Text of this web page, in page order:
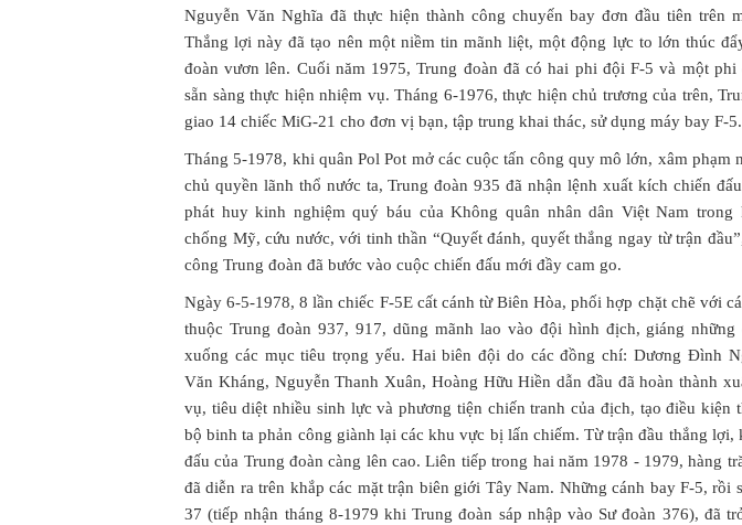
Nguyễn Văn Nghĩa đã thực hiện thành công chuyến bay đơn đầu tiên trên
Thắng lợi này đã tạo nên một niềm tin mãnh liệt, một động lực to lớn thúc
đoàn vươn lên. Cuối năm 1975, Trung đoàn đã có hai phi đội F-5 và một phi
sẵn sàng thực hiện nhiệm vụ. Tháng 6-1976, thực hiện chủ trương của trên,
giao 14 chiếc MiG-21 cho đơn vị bạn, tập trung khai thác, sử dụng máy bay F-5.
Tháng 5-1978, khi quân Pol Pot mở các cuộc tấn công quy mô lớn, xâm phạm
chủ quyền lãnh thổ nước ta, Trung đoàn 935 đã nhận lệnh xuất kích chiến
phát huy kinh nghiệm quý báu của Không quân nhân dân Việt Nam trong
chống Mỹ, cứu nước, với tinh thần “Quyết đánh, quyết thắng ngay từ trận
công Trung đoàn đã bước vào cuộc chiến đấu mới đầy cam go.
Ngày 6-5-1978, 8 lần chiếc F-5E cất cánh từ Biên Hòa, phối hợp chặt chẽ với
thuộc Trung đoàn 937, 917, dũng mãnh lao vào đội hình địch, giáng những
xuống các mục tiêu trọng yếu. Hai biên đội do các đồng chí: Dương Đình
Văn Kháng, Nguyễn Thanh Xuân, Hoàng Hữu Hiền dẫn đầu đã hoàn thành
vụ, tiêu diệt nhiều sinh lực và phương tiện chiến tranh của địch, tạo điều kiện
bộ binh ta phản công giành lại các khu vực bị lấn chiếm. Từ trận đầu thắng lợi,
đấu của Trung đoàn càng lên cao. Liên tiếp trong hai năm 1978 - 1979, hàng
đã diễn ra trên khắp các mặt trận biên giới Tây Nam. Những cánh bay F-5, rồi
37 (tiếp nhận tháng 8-1979 khi Trung đoàn sáp nhập vào Sư đoàn 376), đã